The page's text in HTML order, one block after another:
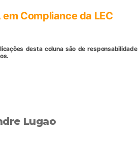
Compliance da LEC
desta coluna são de
Lugao